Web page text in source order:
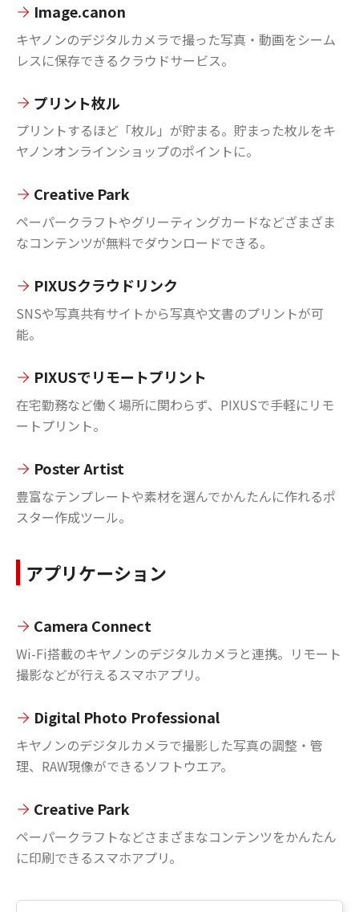
Image.canon
キヤノンのデジタルカメラで撮った写真・動画をシーム
レスに保存できるクラウドサービス。
プリント枚ル
プリントするほど「枚ル」が貯まる。貯まった枚ルをキ
ヤノンオンラインショップのポイントに。
Creative Park
ペーパークラフトやグリーティングカードなどざまざま
なコンテンツが無料でダウンロードできる。
PIXUSクラウドリンク
SNSや写真共有サイトから写真や文書のプリントが可
能。
PIXUSでリモートプリント
在宅勤務など働く場所に関わらず、PIXUSで手軽にリモ
ートプリント。
Poster Artist
豊富なテンプレートや素材を選んでかんたんに作れるポ
スター作成ツール。
アプリケーション
Camera Connect
Wi-Fi搭載のキヤノンのデジタルカメラと連携。リモート
撮影などが行えるスマホアプリ。
Digital Photo Professional
キヤノンのデジタルカメラで撮影した写真の調整・管
理、RAW現像ができるソフトウエア。
Creative Park
ペーパークラフトなどさまざまなコンテンツをかんたん
に印刷できるスマホアプリ。